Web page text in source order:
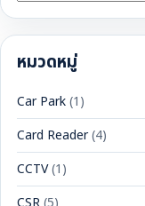
สำหรับ:
หมวดหมู่
Car Park(1)
Card Reader(4)
CCTV(1)